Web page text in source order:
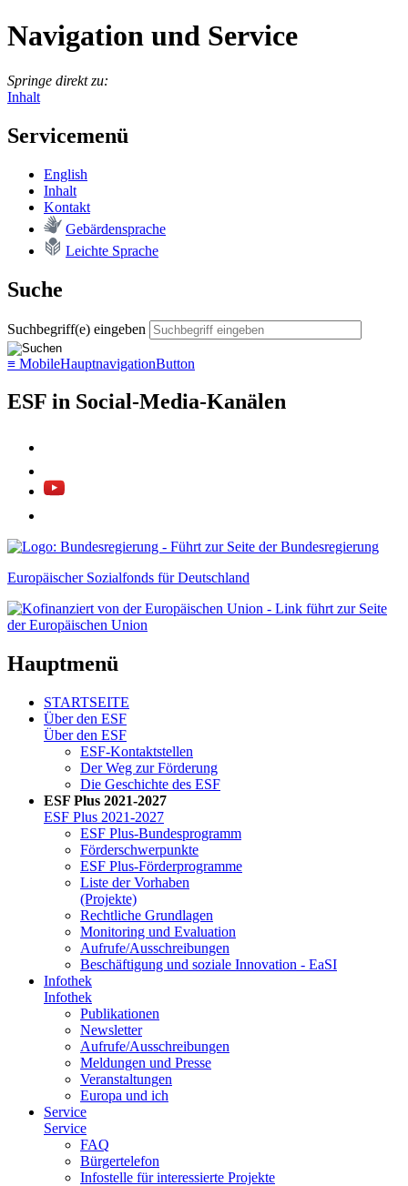
Navigation und Service
Springe direkt zu:
Inhalt
Servicemenü
English
In­halt
Kon­takt
Ge­bär­den­spra­che
Leich­te Spra­che
Suche
Suchbegriff(e) eingeben
≡ MobileHauptnavigationButton
ESF in Social-Media-Kanälen
Europäischer Sozialfonds für Deutschland
Hauptmenü
STARTSEITE
Über den ESF
Über den ESF
ESF-Kon­takt­stel­len
Der Weg zur För­de­rung
Die Ge­schich­te des ESF
ESF Plus 2021-2027
ESF Plus 2021-2027
ESF Plus-Bun­des­pro­gramm
För­der­schwer­punk­te
ESF Plus-För­der­pro­gram­me
Lis­te der Vor­ha­ben
(Pro­jek­te)
Recht­li­che Grund­la­gen
Mo­ni­to­ring und Eva­lua­ti­on
Auf­ru­fe/Aus­schrei­bun­gen
Be­schäf­ti­gung und so­zia­le In­no­va­ti­on - Ea­SI
In­fo­thek
In­fo­thek
Pu­bli­ka­tio­nen
Newslet­ter
Auf­ru­fe/Aus­schrei­bun­gen
Mel­dun­gen und Pres­se
Ver­an­stal­tun­gen
Eu­ro­pa und ich
Ser­vice
Ser­vice
FAQ
Bür­ger­te­le­fon
In­fo­stel­le für in­ter­es­sier­te Pro­jek­te